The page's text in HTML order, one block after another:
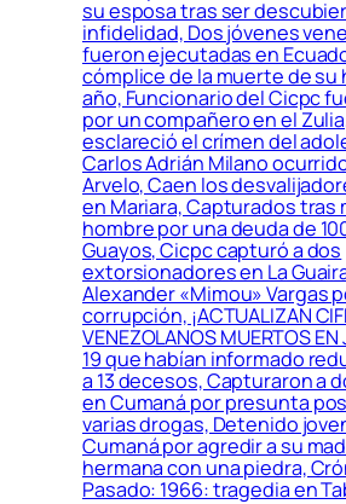
su esposa tras ser
infidelidad, Dos jóvenes
fueron ejecutadas en
cómplice de la muerte de su
año, Funcionario del Cicpc
por un compañero en el
esclareció el crímen del
Carlos Adrián Milano
Arvelo, Caen los
en Mariara, Capturados tras
hombre por una deuda de
Guayos, Cicpc capturó a dos
extorsionadores en La
Alexander «Mimou» Vargas
corrupción, ¡ACTUALIZAN
VENEZOLANOS MUERTOS EN
19 que habían informado
a 13 decesos, Capturaron a
en Cumaná por presunta
varias drogas, Detenido
Cumaná por agredir a su
hermana con una piedra,
Pasado: 1966: tragedia en